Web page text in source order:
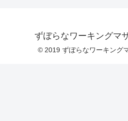
ずぼらなワーキングマ
© 2019 ずぼらなワーキング